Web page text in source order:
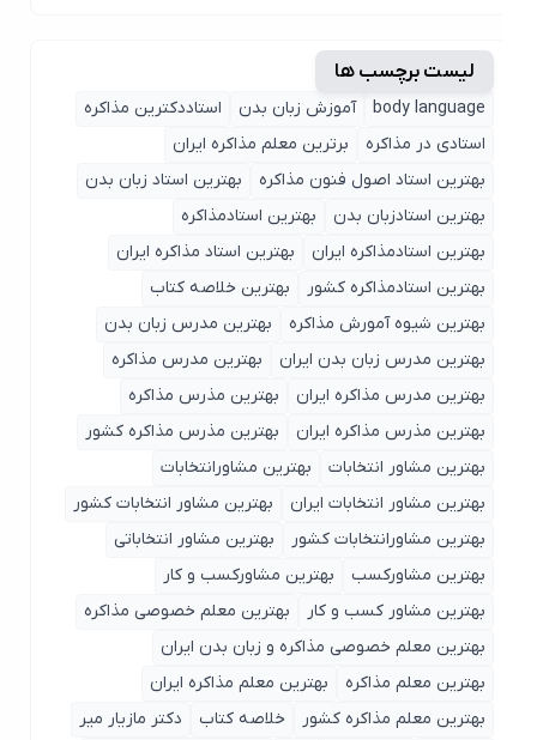
لیست برچسب ها
body language آموزش زبان بدن
استاددکترین مذاکره
استادی در مذاکره
برترین معلم مذاکره ایران
بهترین استاد اصول ‌فنون مذاکره
بهترین استاد زبان بدن
بهترین استادزبان بدن
بهترین استادمذاکره
بهترین استادمذاکره ایران
بهترین استاد مذاکره ایران
بهترین استادمذاکره کشور
بهترین خلاصه کتاب
بهترین شیوه آمورش مذاکره
بهترین مدرس زبان بدن
بهترین مدرس زبان بدن ایران
بهترین مدرس مذاکره
بهترین مدرس مذاکره ایران
بهترین مذرس مذاکره
بهترین مذرس مذاکره ایران
بهترین مذرس مذاکره کشور
بهترین مشاور انتخابات
بهترین مشاورانتخابات
بهترین مشاور انتخابات ایران
بهترین مشاور انتخابات کشور
بهترین مشاورانتخابات کشور
بهترین مشاور انتخاباتی
بهترین مشاورکسب
بهترین مشاورکسب و کار
بهترین مشاور کسب و کار
بهترین معلم خصوصی مذاکره
بهترین معلم خصوصی مذاکره و زبان بدن ایران
بهترین معلم مذاکره
بهترین معلم مذاکره ایران
بهترین معلم مذاکره کشور
خلاصه کتاب
دکتر مازیار میر